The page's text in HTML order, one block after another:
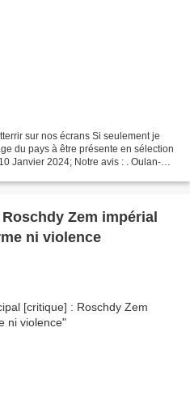
sur nos écrans Si seulement je
du pays à être présente en sélection
Janvier 2024; Notre avis : . Oulan-
Zem impérial
ni violence